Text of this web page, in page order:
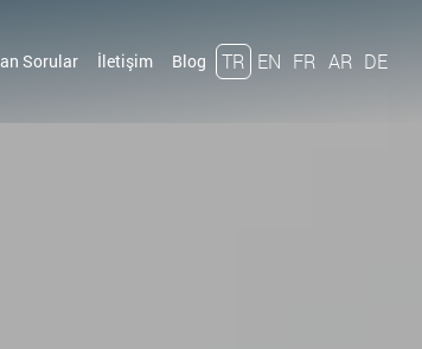
Sorular İletişim Blog TR EN FR AR DE